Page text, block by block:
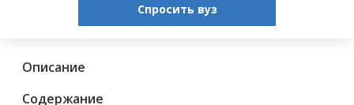
Спросить вуз
Описание
Содержание